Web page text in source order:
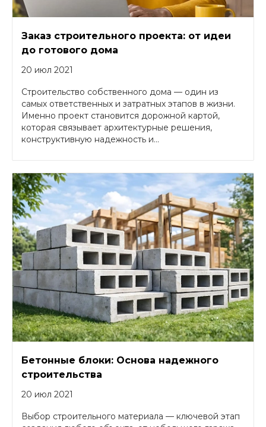
Заказ строительного проекта: от идеи
до готового дома
20 июл 2021
Строительство собственного дома — один из
самых ответственных и затратных этапов в жизни.
Именно проект становится дорожной картой,
которая связывает архитектурные решения,
конструктивную надежность и...
Бетонные блоки: Основа надежного
строительства
20 июл 2021
Выбор строительного материала — ключевой этап